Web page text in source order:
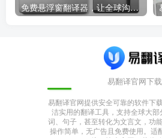
免费悬浮窗翻译器，让全球沟通无障碍！
易翻译官网下载
易翻译官网提供安全可靠的软件下
洁实用的翻译工具，支持全球大部
词、句子，甚至转化为文言文，功
操作简单，无广告且免费使用。适